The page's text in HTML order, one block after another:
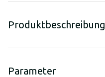
Produktbeschreibung
Parameter